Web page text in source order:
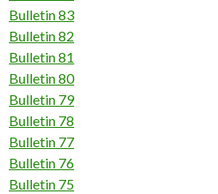
Bulletin 83
Bulletin 82
Bulletin 81
Bulletin 80
Bulletin 79
Bulletin 78
Bulletin 77
Bulletin 76
Bulletin 75